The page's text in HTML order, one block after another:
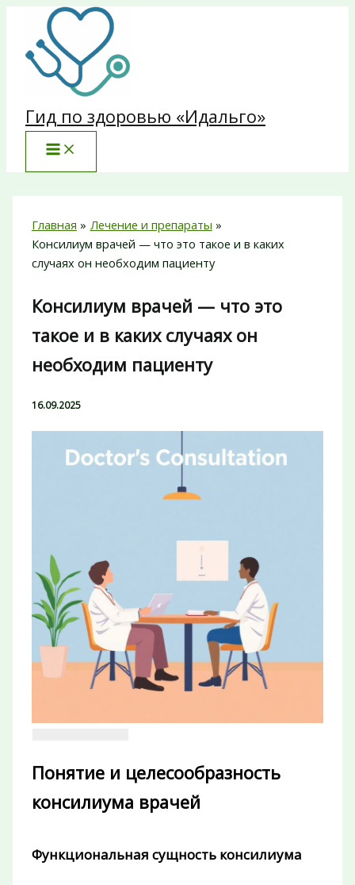
Перейти
содержимому
Гид по здоровью «Идальго»
Главная
Лечение и препараты
Консилиум врачей — что это такое и в каких
случаях он необходим пациенту
Консилиум врачей — что это
такое и в каких случаях он
необходим пациенту
16.09.2025
Понятие и целесообразность
консилиума врачей
Функциональная сущность консилиума